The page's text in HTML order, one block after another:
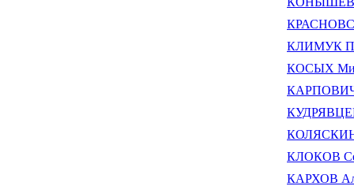
КЛИМУК
КОСЫХ
КАРПОВИЧ
КОЛЯСКИН
КЛОКОВ
КАРХОВ